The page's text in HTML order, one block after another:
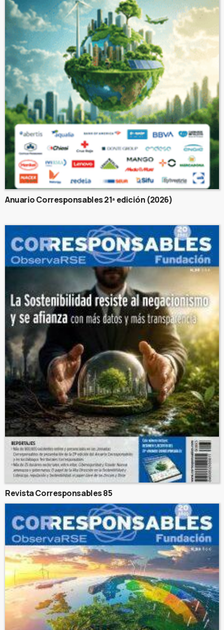
Anuario Corresponsables 21ª edición (2026)
Revista Corresponsables 85